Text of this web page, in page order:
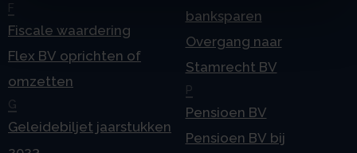
F
Fiscale waardering
Flex BV oprichten of
omzetten
G
Geleidebiljet jaarstukken
banksparen
Overgang naar
Stamrecht BV
P
Pensioen BV
Pensioen BV bij